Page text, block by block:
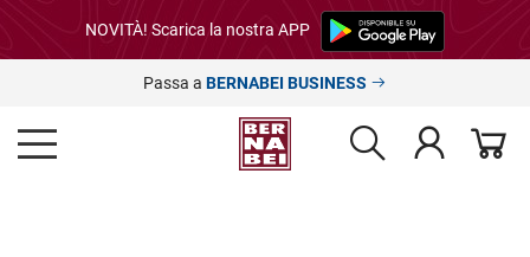
NOVITÀ! Scarica la nostra APP
Passa a BERNABEI BUSINESS